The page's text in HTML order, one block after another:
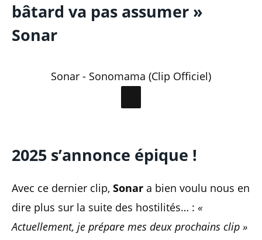
bâtard va pas assumer »
Sonar
Sonar - Sonomama (Clip Officiel)
2025 s’annonce épique !
Avec ce dernier clip, Sonar a bien voulu nous en
dire plus sur la suite des hostilités… : «
Actuellement, je prépare mes deux prochains clip »